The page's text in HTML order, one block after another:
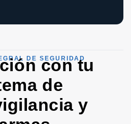
DE SEGURIDAD
con tu
de
y